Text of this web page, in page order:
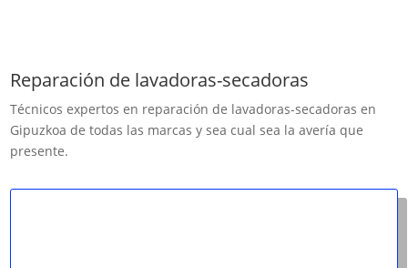
Reparación de lavadoras-secadoras
Técnicos expertos en reparación de ​lavadoras-secadoras en
Gipuzkoa de todas las marcas y sea cual sea la avería que
presente.